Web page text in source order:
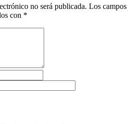
no será publicada. Los campos
con *